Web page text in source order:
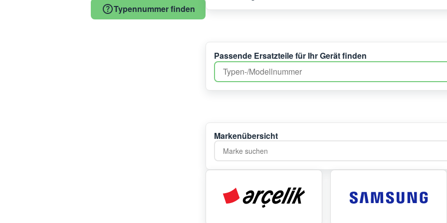
Typennummer finden
Passende Ersatzteile für Ihr Gerät finden
Markenübersicht
Marke suchen